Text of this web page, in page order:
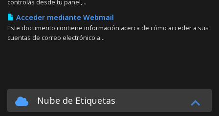
controlás desde tu panel,...
Acceder mediante Webmail
Este documento contiene información acerca de cómo acceder a sus
cuentas de correo electrónico a...
Nube de Etiquetas